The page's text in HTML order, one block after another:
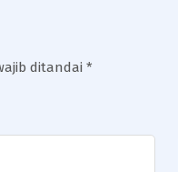
ditandai *